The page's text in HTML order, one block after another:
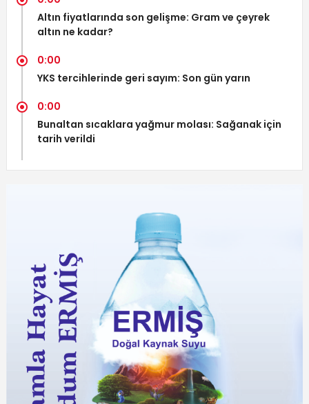
Altın fiyatlarında son gelişme: Gram ve çeyrek
altın ne kadar?
0:00
YKS tercihlerinde geri sayım: Son gün yarın
0:00
Bunaltan sıcaklara yağmur molası: Sağanak için
tarih verildi